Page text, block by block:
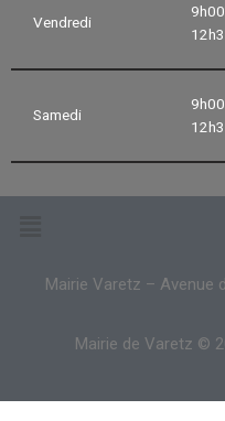
Vendredi
9h00
Samedi
9h00
Mairie Varetz – Avenue
Mairie de Varetz ©